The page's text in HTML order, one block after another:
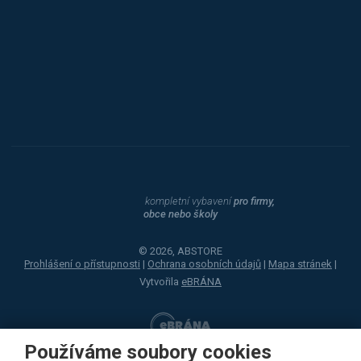
Používáme soubory cookies
kompletní vybavenípro firmy,
obce nebo školy
© 2026, ABSTORE
Prohlášení o přístupnosti | Ochrana osobních údajů | Mapa stránek |
Vytvořila eBRÁNA